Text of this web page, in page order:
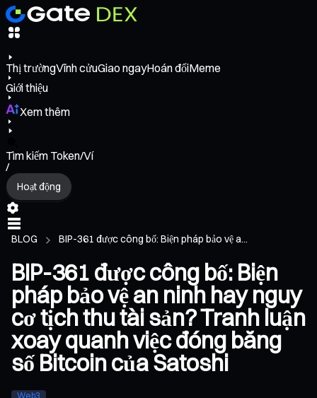
Thị trườngVĩnh cửuGiao ngayHoán đổiMeme
Giới thiệu
Xem thêm
Tìm kiếm Token/Ví
/
Hoạt động
BLOG BIP-361 được công bố: Biện pháp bảo vệ a...
BIP-361 được công bố: Biện
pháp bảo vệ an ninh hay nguy
cơ tịch thu tài sản? Tranh luận
xoay quanh việc đóng băng
số Bitcoin của Satoshi
Web3